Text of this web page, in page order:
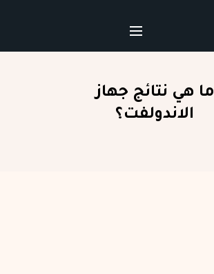
ما هي نتائج جهاز
الاندولفت؟